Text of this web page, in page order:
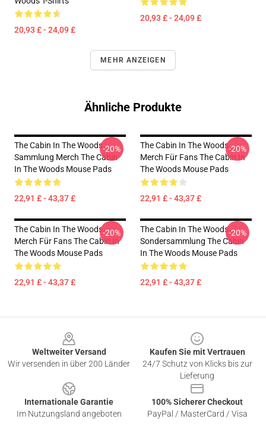
20,93 £ - 24,09 £
20,93 £ - 24,09 £
MEHR ANZEIGEN
Ähnliche Produkte
The Cabin In The Woods
Sammlung Merch The Cabin
In The Woods Mouse Pads
22,91 £ - 43,37 £
-20%
The Cabin In The Woods
Merch Für Fans The Cabin In
The Woods Mouse Pads
22,91 £ - 43,37 £
-20%
The Cabin In The Woods
Merch Für Fans The Cabin In
The Woods Mouse Pads
22,91 £ - 43,37 £
-20%
The Cabin In The Woods
Sondersammlung The Cabin
In The Woods Mouse Pads
22,91 £ - 43,37 £
-20%
Weltweiter Versand
Wir versenden in über 200 Länder
Kaufen Sie mit Vertrauen
24/7 Schutz von Klicks bis zur
Lieferung
Internationale Garantie
Im Nutzungsland angeboten
100% Sicherer Checkout
PayPal / MasterCard / Visa